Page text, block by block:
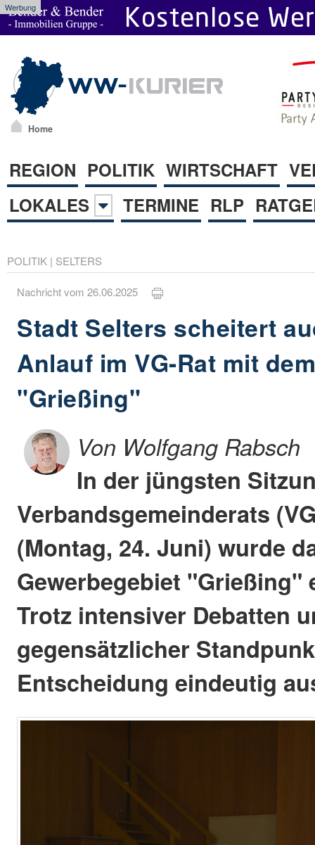
Werbung
Home
REGION POLITIK WIRTSCHAFT
LOKALES
TERMINE RLP
POLITIK | SELTERS
Nachricht vom 26.06.2025
Stadt Selters scheitert
Anlauf im VG-Rat mit
"Grießing"
Von Wolfgang Rabsch
In der jüngsten
Verbandsgemeinderats
(Montag, 24. Juni) wurde
Gewerbegebiet
Trotz intensiver Debatten
gegensätzlicher
Entscheidung eindeutig